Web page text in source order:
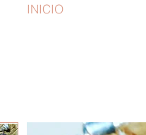
INICIO